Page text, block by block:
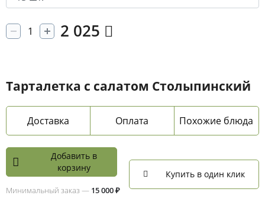
Тарталетка с салатом Столыпинский
Доставка Оплата Похожие блюда
2 025
Добавить в
корзину
Минимальный заказ — 15 000 ₽
Купить в один клик